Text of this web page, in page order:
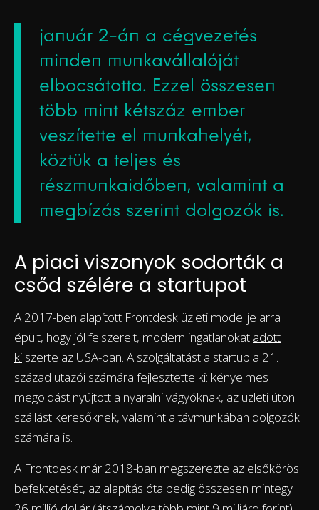
január 2-án a cégvezetés
minden munkavállalóját
elbocsátotta. Ezzel összesen
több mint kétszáz ember
veszítette el munkahelyét,
köztük a teljes és
részmunkaidőben, valamint a
megbízás szerint dolgozók is.
A piaci viszonyok sodorták a
csőd szélére a startupot
A 2017-ben alapított Frontdesk üzleti modellje arra
épült, hogy jól felszerelt, modern ingatlanokat adott
ki szerte az USA-ban. A szolgáltatást a startup a 21.
század utazói számára fejlesztette ki: kényelmes
megoldást nyújtott a nyaralni vágyóknak, az üzleti úton
szállást keresőknek, valamint a távmunkában dolgozók
számára is.
A Frontdesk már 2018-ban megszerezte az elsőkörös
befektetését, az alapítás óta pedig összesen mintegy